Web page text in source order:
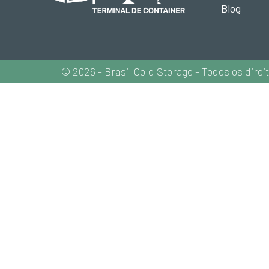
Blog
© 2026 - Brasil Cold Storage - Todos os